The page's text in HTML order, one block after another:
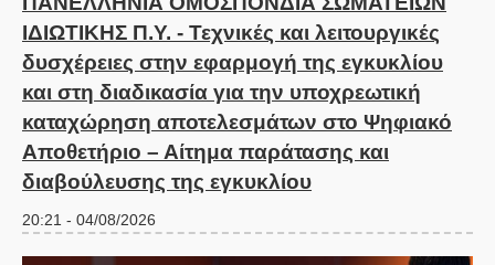
ΙΔΙΩΤΙΚΗΣ Π.Υ. - Τεχνικές και λειτουργικές
δυσχέρειες στην εφαρμογή της εγκυκλίου
και στη διαδικασία για την υποχρεωτική
καταχώρηση αποτελεσμάτων στο Ψηφιακό
Αποθετήριο – Αίτημα παράτασης και
διαβούλευσης της εγκυκλίου
20:21 - 04/08/2026